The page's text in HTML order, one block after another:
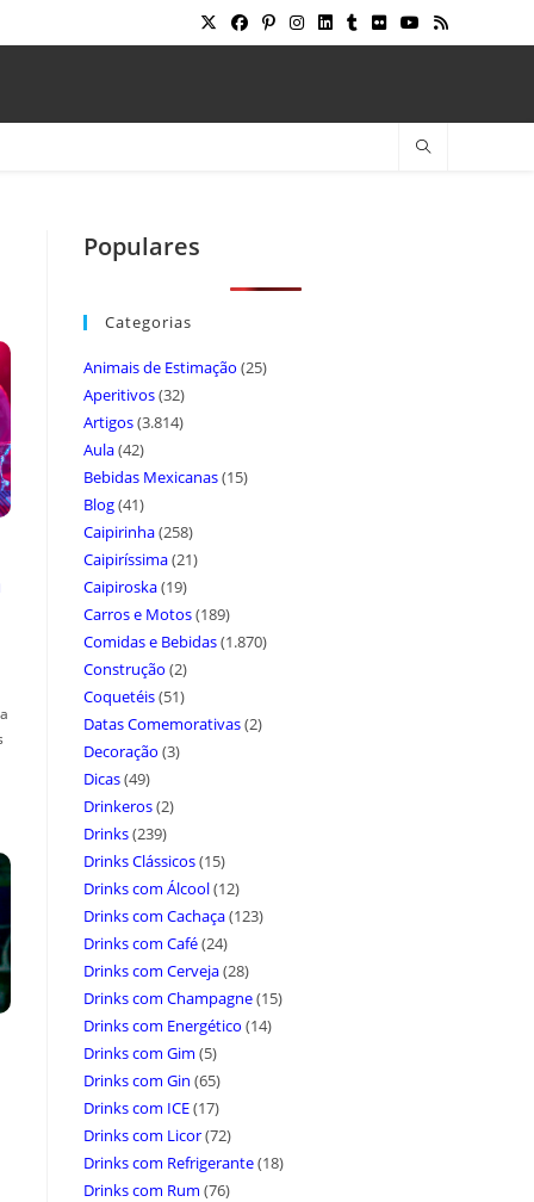
Populares
Categorias
Animais de Estimação (25)
Aperitivos(32)
Artigos(3.814)
Aula(42)
Bebidas Mexicanas(15)
Blog(41)
Caipirinha(258)
Caipiríssima(21)
Caipiroska(19)
Carros e Motos(189)
Comidas e Bebidas(1.870)
Construção (2)
Coquetéis(51)
Datas Comemorativas(2)
Decoração (3)
Dicas(49)
Drinkeros(2)
Drinks(239)
Drinks Clássicos(15)
Drinks com Álcool(12)
Drinks com Cachaça(123)
Drinks com Café(24)
Drinks com Cerveja(28)
Drinks com Champagne(15)
Drinks com Energético (14)
Drinks com Gim (5)
Drinks com Gin (65)
Drinks com ICE(17)
Drinks com Licor(72)
Drinks com Refrigerante(18)
Drinks com Rum (76)